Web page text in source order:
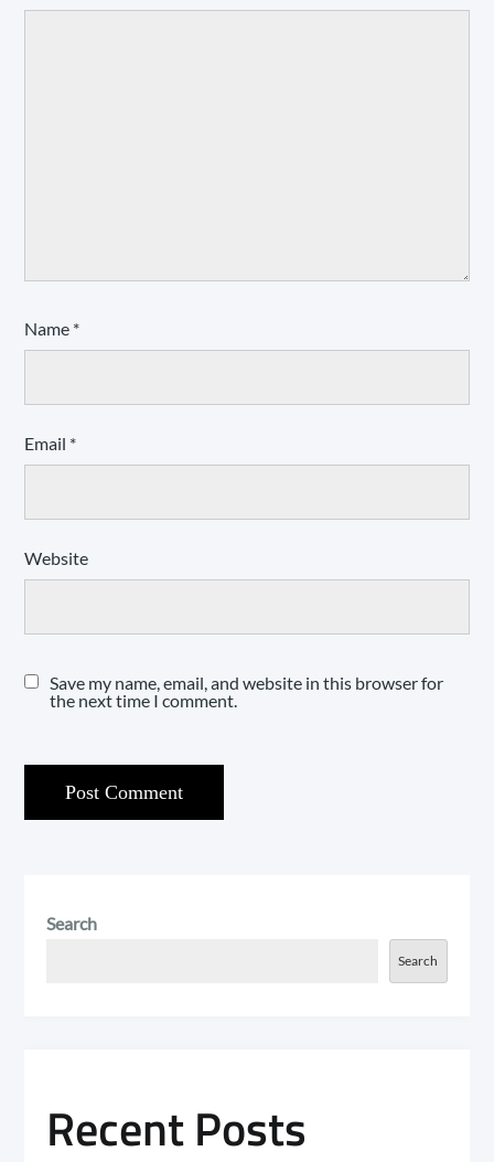
Name *
Email *
Website
Save my name, email, and website in this browser for
the next time I comment.
Search
Search
Recent Posts